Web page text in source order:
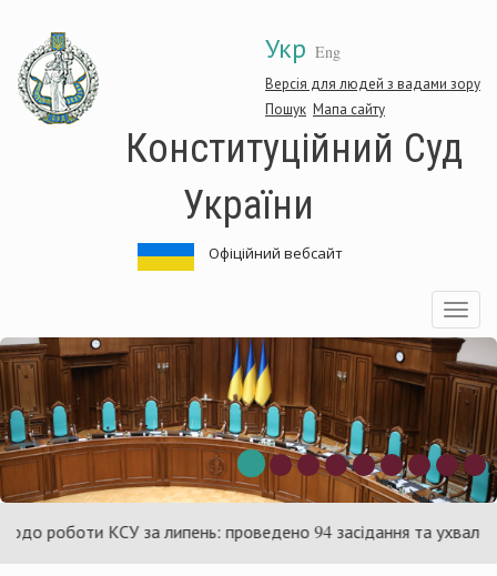
основного
матеріалу
Укр Eng
Версія для людей з вадами зору
Пошук Мапа сайту
Конституційний Суд
України
Офіційний вебсайт
Toggle
Конституційний
Суд
України
роботи КСУ за липень: проведено 94 засідання та ухвалено